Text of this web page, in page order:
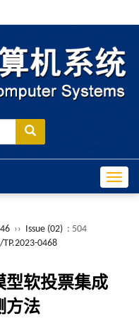
›› Issue (02) : 504
0468
型软投票集成
方法